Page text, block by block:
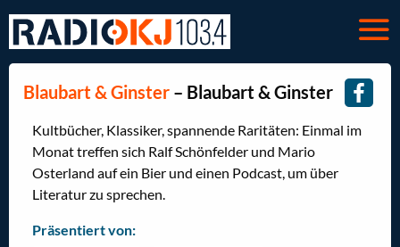
Blaubart & Ginster – Blaubart & Ginster
Kultbücher, Klassiker, spannende Raritäten: Einmal im
Monat treffen sich Ralf Schönfelder und Mario
Osterland auf ein Bier und einen Podcast, um über
Literatur zu sprechen.
Präsentiert von: